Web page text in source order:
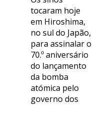
tocaram hoje
em Hiroshima,
no sul do Japão,
para assinalar o
70.º aniversário
do lançamento
da bomba
atómica pelo
governo dos